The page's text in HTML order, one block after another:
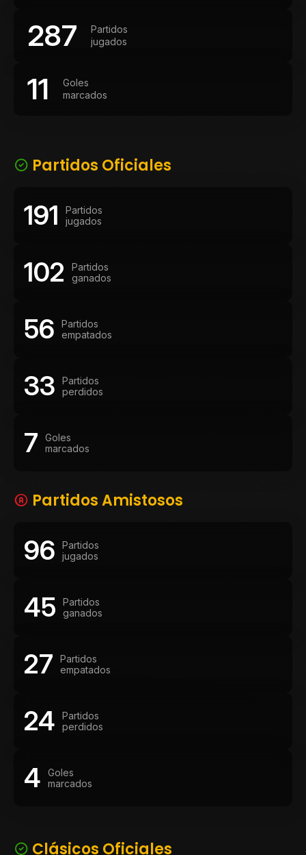
287
Partidos
jugados
11
Goles
marcados
Partidos Oficiales
191
Partidos
jugados
102
Partidos
ganados
56
Partidos
empatados
33
Partidos
perdidos
7
Goles
marcados
Partidos Amistosos
96
Partidos
jugados
45
Partidos
ganados
27
Partidos
empatados
24
Partidos
perdidos
4
Goles
marcados
Clásicos Oficiales